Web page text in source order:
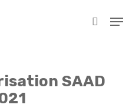
search
Menu
SAAD